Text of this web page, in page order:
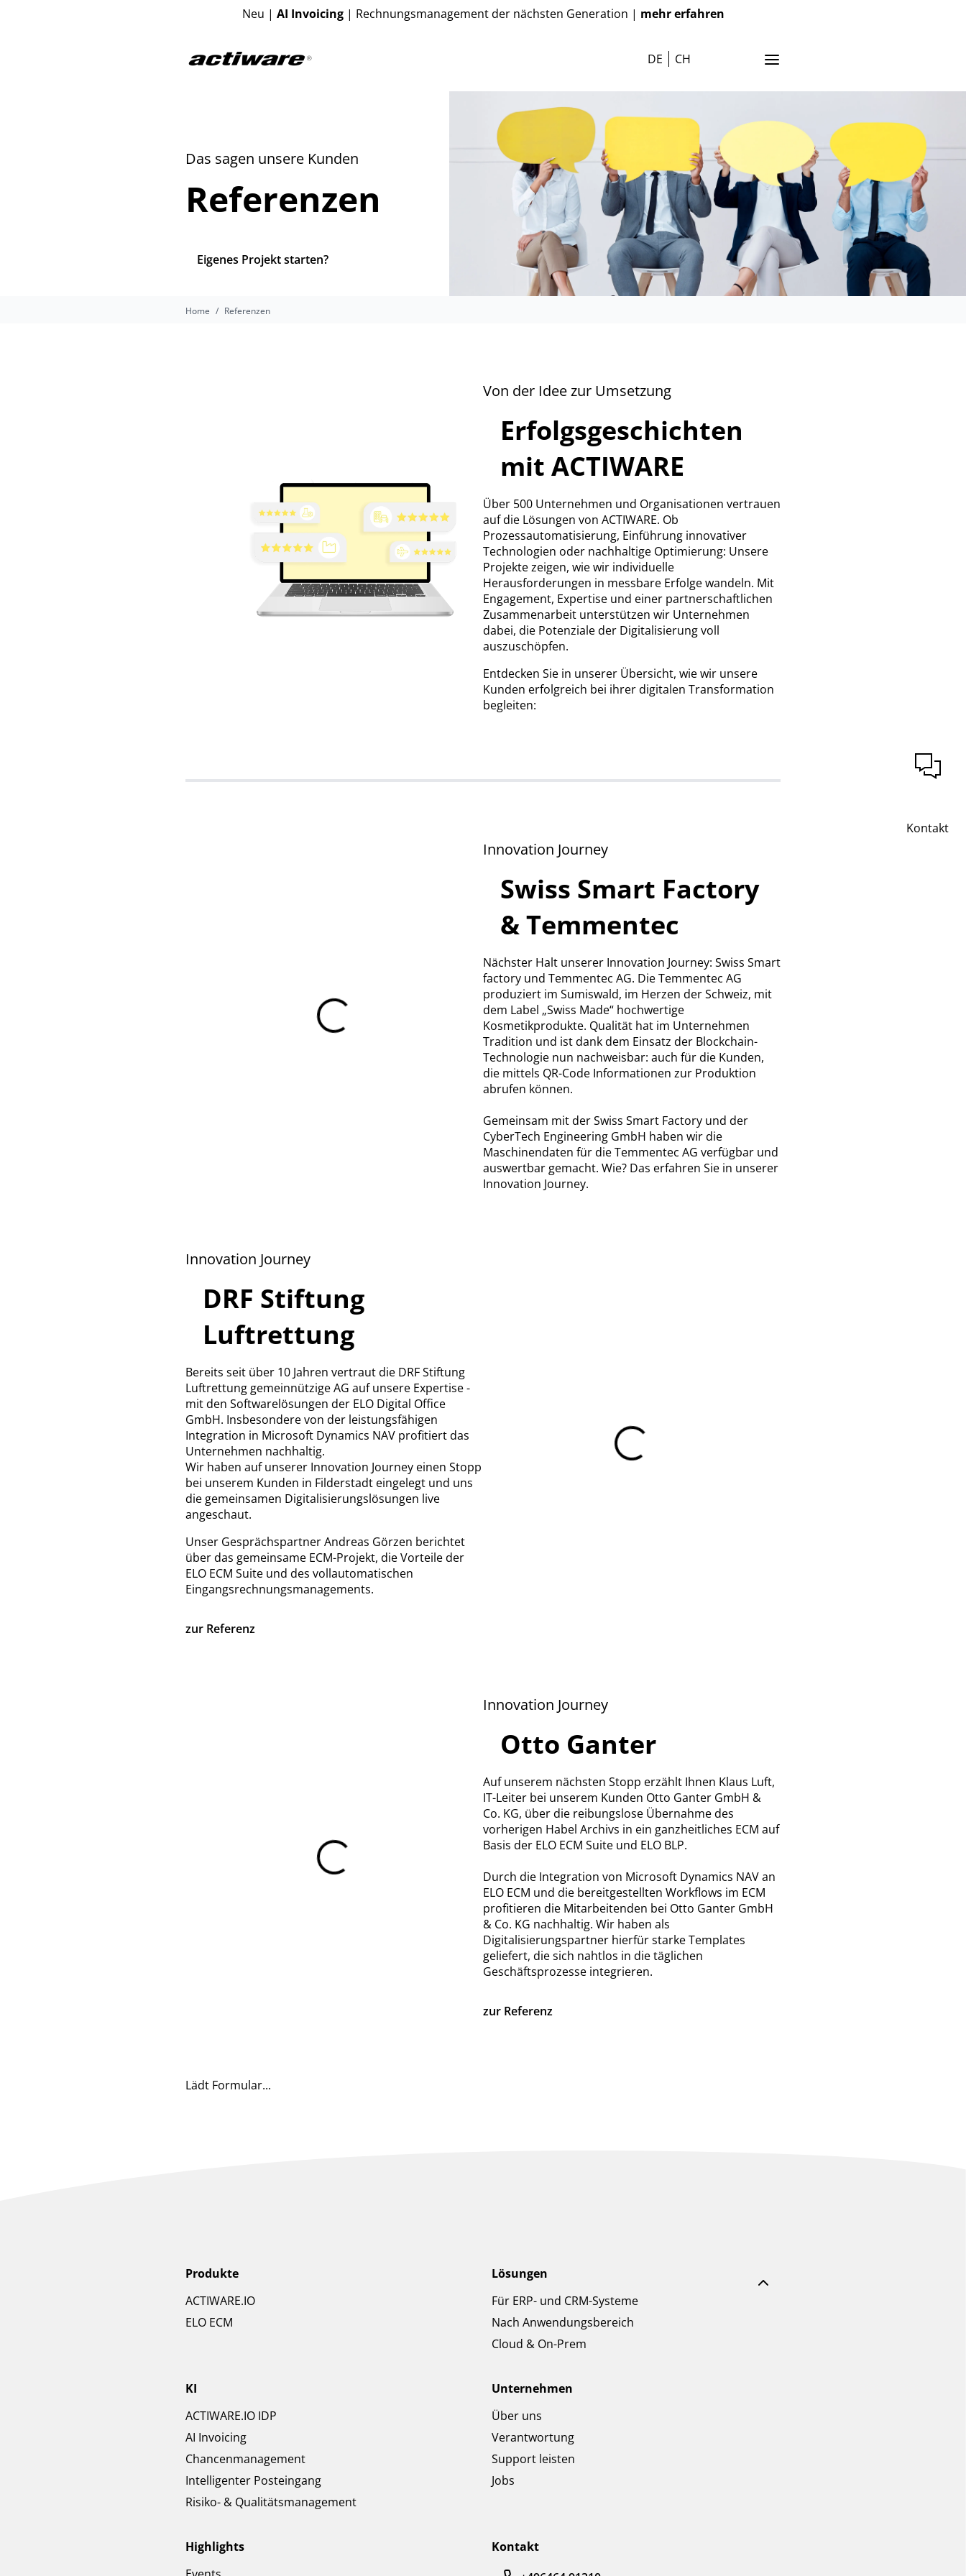
Neu | AI Invoicing| Rechnungsmanagement der nächsten Generation | mehr erfahren
DE CH
Kontakt
Das sagen unsere Kunden
Referenzen
Eigenes Projekt starten?
Home Referenzen
Von der Idee zur Umsetzung
Erfolgsgeschichten
mit ACTIWARE
Über 500 Unternehmen und Organisationen vertrauen
auf die Lösungen von ACTIWARE. Ob
Prozessautomatisierung, Einführung innovativer
Technologien oder nachhaltige Optimierung: Unsere
Projekte zeigen, wie wir individuelle
Herausforderungen in messbare Erfolge wandeln. Mit
Engagement, Expertise und einer partnerschaftlichen
Zusammenarbeit unterstützen wir Unternehmen
dabei, die Potenziale der Digitalisierung voll
auszuschöpfen.
Entdecken Sie in unserer Übersicht, wie wir unsere
Kunden erfolgreich bei ihrer digitalen Transformation
begleiten:
Innovation Journey
Swiss Smart Factory
& Temmentec
Nächster Halt unserer Innovation Journey: Swiss Smart
factory und Temmentec AG. Die Temmentec AG
produziert im Sumiswald, im Herzen der Schweiz, mit
dem Label „Swiss Made“ hochwertige
Kosmetikprodukte. Qualität hat im Unternehmen
Tradition und ist dank dem Einsatz der Blockchain-
Technologie nun nachweisbar: auch für die Kunden,
die mittels QR-Code Informationen zur Produktion
abrufen können.
Gemeinsam mit der Swiss Smart Factory und der
CyberTech Engineering GmbH haben wir die
Maschinendaten für die Temmentec AG verfügbar und
auswertbar gemacht. Wie? Das erfahren Sie in unserer
Innovation Journey.
Innovation Journey
DRF Stiftung
Luftrettung
Bereits seit über 10 Jahren vertraut die DRF Stiftung
Luftrettung gemeinnützige AG auf unsere Expertise -
mit den Softwarelösungen der ELO Digital Office
GmbH. Insbesondere von der leistungsfähigen
Integration in Microsoft Dynamics NAV profitiert das
Unternehmen nachhaltig.
Wir haben auf unserer Innovation Journey einen Stopp
bei unserem Kunden in Filderstadt eingelegt und uns
die gemeinsamen Digitalisierungslösungen live
angeschaut.
Unser Gesprächspartner Andreas Görzen berichtet
über das gemeinsame ECM-Projekt, die Vorteile der
ELO ECM Suite und des vollautomatischen
Eingangsrechnungsmanagements.
zur Referenz
Innovation Journey
Otto Ganter
Auf unserem nächsten Stopp erzählt Ihnen Klaus Luft,
IT-Leiter bei unserem Kunden Otto Ganter GmbH &
Co. KG, über die reibungslose Übernahme des
vorherigen Habel Archivs in ein ganzheitliches ECM auf
Basis der ELO ECM Suite und ELO BLP.
Durch die Integration von Microsoft Dynamics NAV an
ELO ECM und die bereitgestellten Workflows im ECM
profitieren die Mitarbeitenden bei Otto Ganter GmbH
& Co. KG nachhaltig. Wir haben als
Digitalisierungspartner hierfür starke Templates
geliefert, die sich nahtlos in die täglichen
Geschäftsprozesse integrieren.
zur Referenz
Lädt Formular...
Produkte
ACTIWARE.IO
ELO ECM
Lösungen
Für ERP- und CRM-Systeme
Nach Anwendungsbereich
Cloud & On-Prem
KI
ACTIWARE.IO IDP
AI Invoicing
Chancenmanagement
Intelligenter Posteingang
Risiko- & Qualitätsmanagement
Unternehmen
Über uns
Verantwortung
Support leisten
Jobs
Highlights
Kontakt